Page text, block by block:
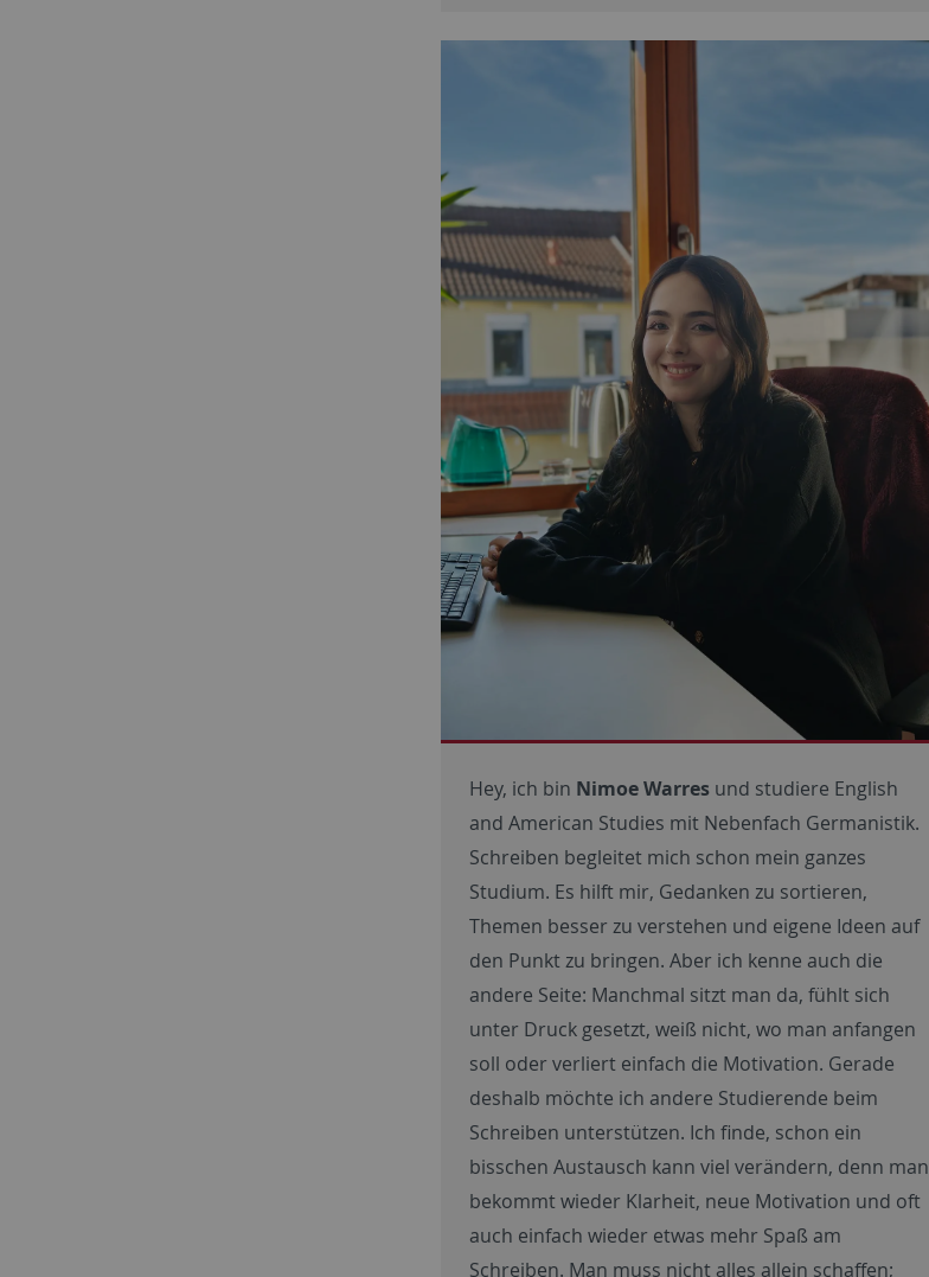
Hey, ich bin Nimoe Warres und studiere English
and American Studies mit Nebenfach Germanistik.
Schreiben begleitet mich schon mein ganzes
Studium. Es hilft mir, Gedanken zu sortieren,
Themen besser zu verstehen und eigene Ideen auf
den Punkt zu bringen. Aber ich kenne auch die
andere Seite: Manchmal sitzt man da, fühlt sich
unter Druck gesetzt, weiß nicht, wo man anfangen
soll oder verliert einfach die Motivation. Gerade
deshalb möchte ich andere Studierende beim
Schreiben unterstützen. Ich finde, schon ein
bisschen Austausch kann viel verändern, denn man
bekommt wieder Klarheit, neue Motivation und oft
auch einfach wieder etwas mehr Spaß am
Schreiben. Man muss nicht alles allein schaffen;